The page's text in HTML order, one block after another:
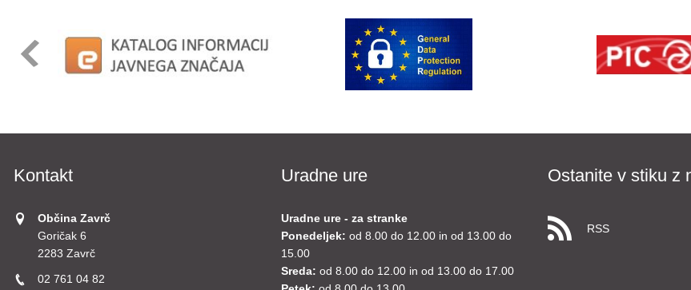
Kontakt
Občina Zavrč
Goričak 6
2283 Zavrč
02 761 04 82
Uradne ure
Uradne ure - za stranke
Ponedeljek: od 8.00 do 12.00 in od 13.00 do
15.00
Sreda: od 8.00 do 12.00 in od 13.00 do 17.00
Ostanite v stiku z
RSS